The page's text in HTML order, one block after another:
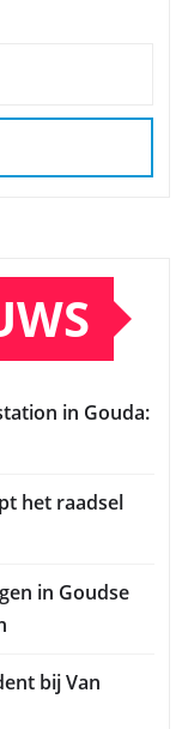
in Gouda:
het raadsel
in Goudse
bij Van